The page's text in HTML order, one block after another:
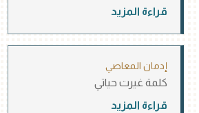
قراءة المزيد
إدمان المعاصي
كلمة غيرت حياتي
قراءة المزيد